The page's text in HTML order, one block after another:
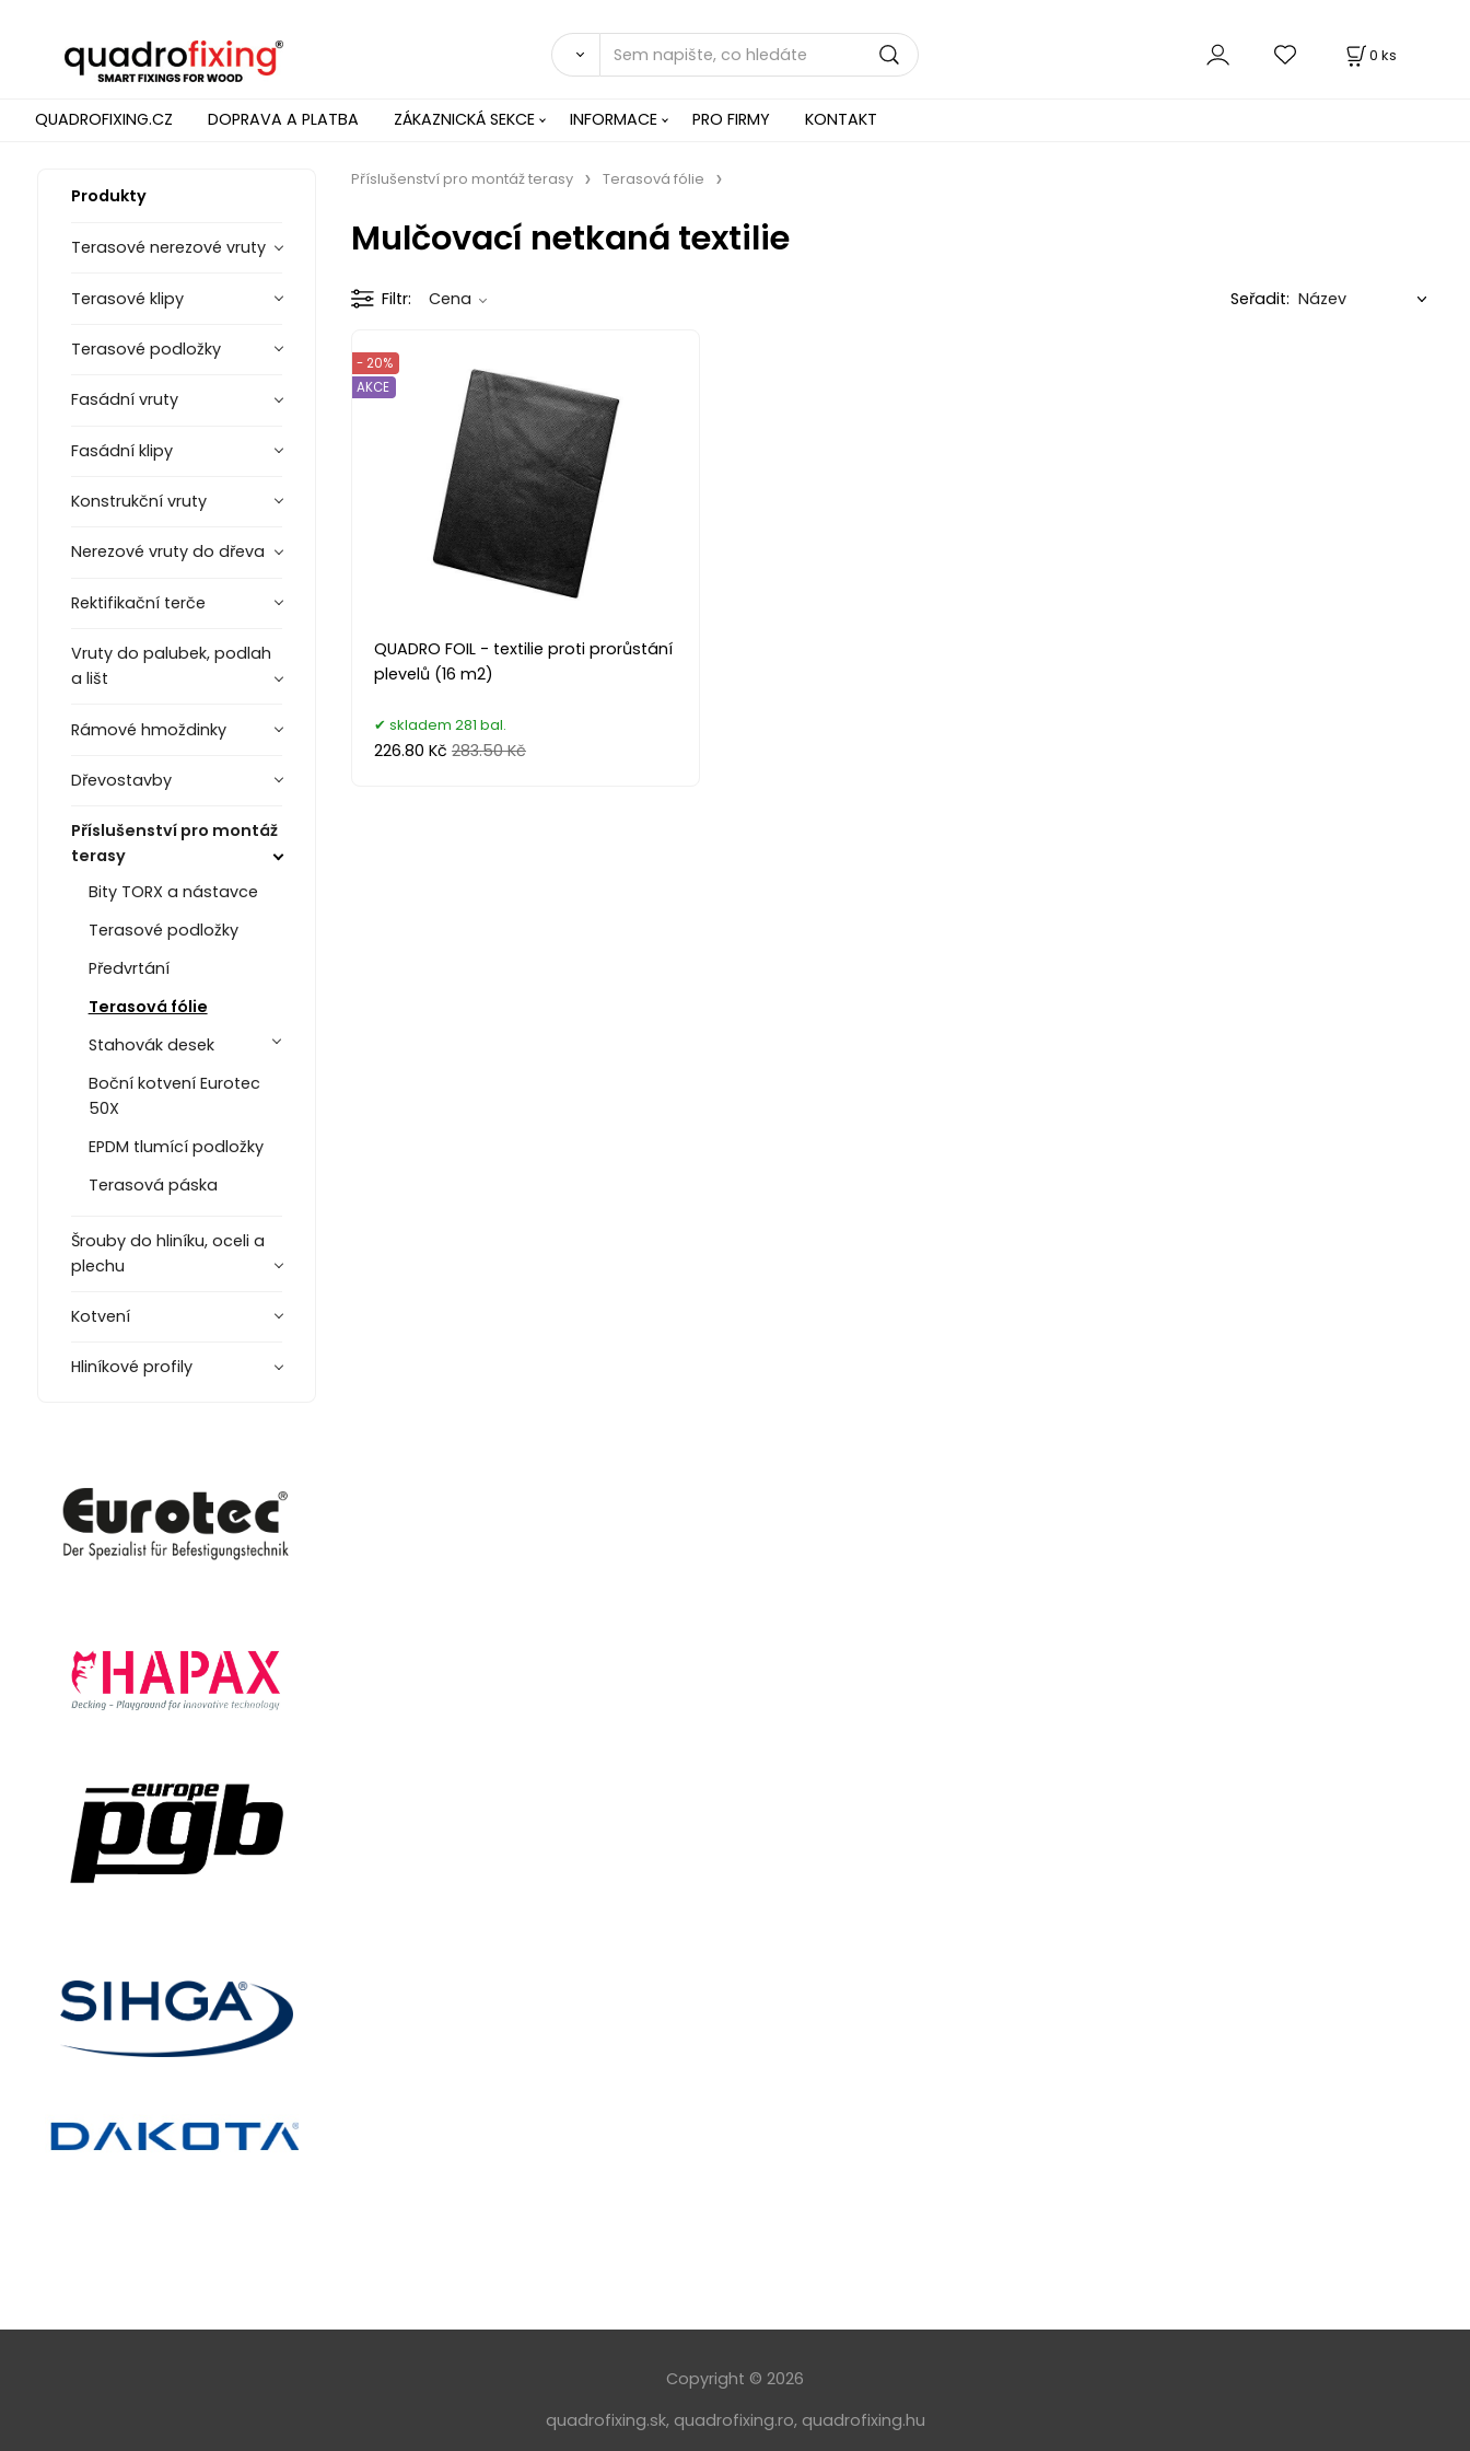
0 ks
QUADROFIXING.CZ DOPRAVA A PLATBA ZÁKAZNICKÁ SEKCE INFORMACE PRO FIRMY KONTAKT
Produkty
Terasové nerezové vruty
Terasové klipy
Terasové podložky
Fasádní vruty
Fasádní klipy
Konstrukční vruty
Nerezové vruty do dřeva
Rektifikační terče
Vruty do palubek, podlah
a lišt
Rámové hmoždinky
Dřevostavby
Příslušenství pro montáž
terasy
Bity TORX a nástavce
Terasové podložky
Předvrtání
Terasová fólie
Stahovák desek
Boční kotvení Eurotec
50X
EPDM tlumící podložky
Terasová páska
Šrouby do hliníku, oceli a
plechu
Kotvení
Hliníkové profily
Příslušenství pro montáž terasy Terasová fólie
Mulčovací netkaná textilie
Filtr Cena Seřadit:
QUADRO FOIL - textilie proti prorůstání
plevelů (16 m2)
- 20%
AKCE
skladem 281 bal.
226.80 Kč 283.50 Kč
Copyright © 2026
quadrofixing.sk, quadrofixing.ro, quadrofixing.hu